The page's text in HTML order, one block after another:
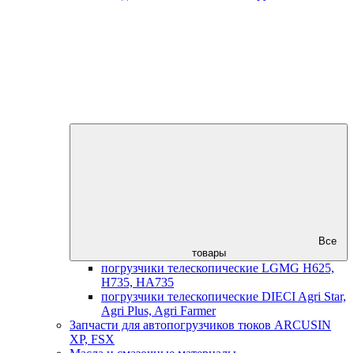
Все
товары
погрузчики телескопические LGMG H625,
H735, HA735
погрузчики телескопические DIECI Agri Star,
Agri Plus, Agri Farmer
Запчасти для автопогрузчиков тюков ARCUSIN
XP, FSX